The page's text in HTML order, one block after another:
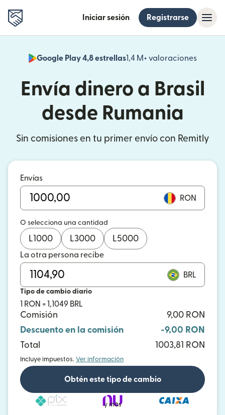
Iniciar sesión Registrarse
Google Play 4,8 estrellas1,4 M+ valoraciones
(se
Envía dinero a Brasil
desde Rumania
Sin comisiones en tu primer envío con Remitly
Envías
RON
O selecciona una cantidad
L1000 L3000 L5000
La otra persona recibe
BRL
Tipo de cambio diario
1 RON = 1,1049 BRL
Comisión
9,00 RON
Descuento en la comisión
-9,00 RON
Total
1003,81 RON
Incluye impuestos. Ver información
Obtén este tipo de cambio
y más